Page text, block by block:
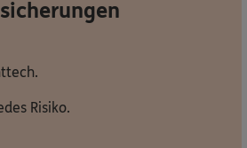
Versicherungen
Blick Ihre Versicherungen bei ERGO,
Risiko.